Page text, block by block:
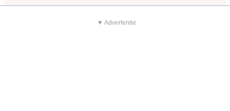
▼ Advertentie